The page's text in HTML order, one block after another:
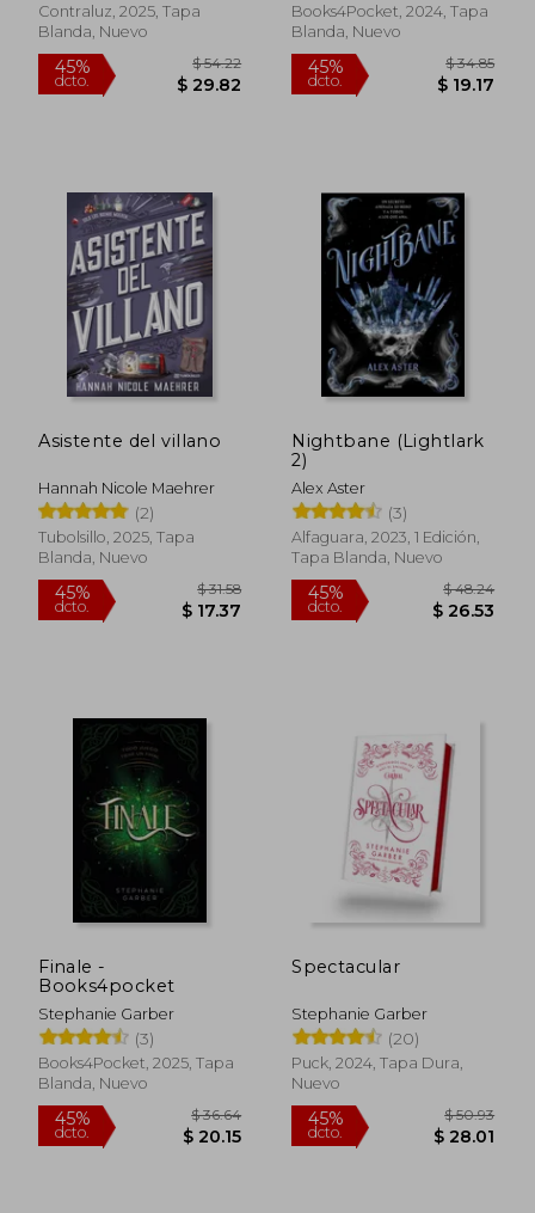
Contraluz, 2025, Tapa
Blanda, Nuevo
45%
dcto.
Books4Pocket, 2024, Tapa
Blanda, Nuevo
45%
dcto.
Asistente del villano
Hannah Nicole Maehrer
(2)
Tubolsillo, 2025, Tapa
Blanda, Nuevo
45%
dcto.
Nightbane (Lightlark
2)
Alex Aster
(3)
Alfaguara, 2023, 1 Edición,
Tapa Blanda, Nuevo
45%
dcto.
Finale -
Books4pocket
Stephanie Garber
(3)
Books4Pocket, 2025, Tapa
Blanda, Nuevo
Spectacular
Stephanie Garber
(20)
Puck, 2024, Tapa Dura,
Nuevo